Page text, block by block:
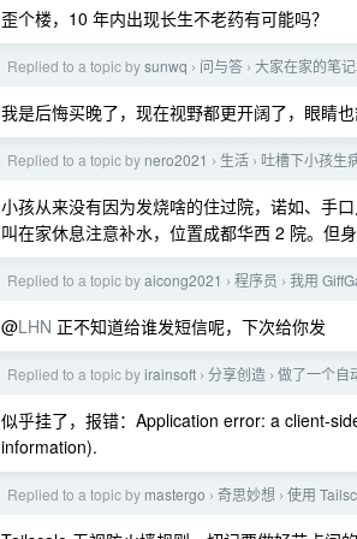
歪个楼，10 年内出现长生不老药有可能吗？
Replied to a topic bysunwq › 问与答 › 大家在家的笔
我是后悔买晚了，现在视野都更开阔了，眼睛
Replied to a topic by nero2021 › 生活 › 吐槽下小孩生
小孩从来没有因为发烧啥的住过院，诺如、手
叫在家休息注意补水，位置成都华西 2 院。但
Replied to a topic byaicong2021 › 程序员 › 我用
@LHN 正不知道给谁发短信呢，下次给你发
Replied to a topic byirainsoft › 分享创造 › 做了一个自
似乎挂了，报错：Application error: a client-
information).
Replied to a topic by mastergo › 奇思妙想 › 使用